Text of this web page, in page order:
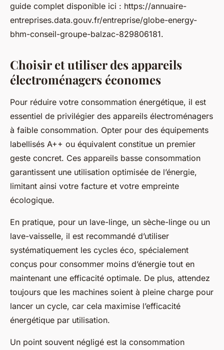
guide complet disponible ici : https://annuaire-
entreprises.data.gouv.fr/entreprise/globe-energy-
bhm-conseil-groupe-balzac-829806181.
Choisir et utiliser des appareils
électroménagers économes
Pour réduire votre consommation énergétique, il est
essentiel de privilégier des appareils électroménagers
à faible consommation. Opter pour des équipements
labellisés A++ ou équivalent constitue un premier
geste concret. Ces appareils basse consommation
garantissent une utilisation optimisée de l’énergie,
limitant ainsi votre facture et votre empreinte
écologique.
En pratique, pour un lave-linge, un sèche-linge ou un
lave-vaisselle, il est recommandé d’utiliser
systématiquement les cycles éco, spécialement
conçus pour consommer moins d’énergie tout en
maintenant une efficacité optimale. De plus, attendez
toujours que les machines soient à pleine charge pour
lancer un cycle, car cela maximise l’efficacité
énergétique par utilisation.
Un point souvent négligé est la consommation